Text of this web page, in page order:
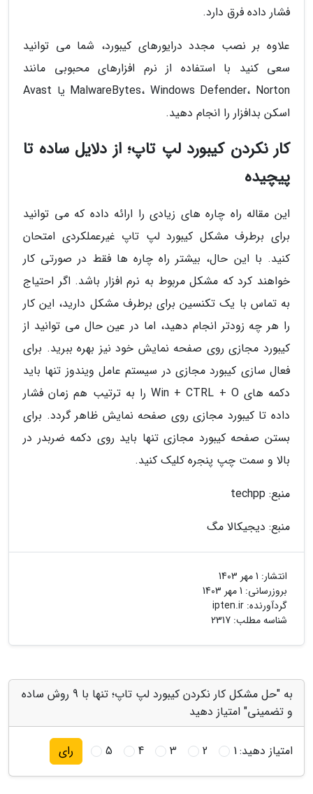
فشار داده فرق دارد.
علاوه بر نصب مجدد درایورهای کیبورد، شما می توانید
سعی کنید با استفاده از نرم افزارهای محبوبی مانند
MalwareBytes، Windows Defender، Norton یا Avast
اسکن بدافزار را انجام دهید.
کار نکردن کیبورد لپ تاپ؛ از دلایل ساده تا
پیچیده
این مقاله راه چاره های زیادی را ارائه داده که می توانید
برای برطرف مشکل کیبورد لپ تاپ غیرعملکردی امتحان
کنید. با این حال، بیشتر راه چاره ها فقط در صورتی کار
خواهند کرد که مشکل مربوط به نرم افزار باشد. اگر احتیاج
به تماس با یک تکنسین برای برطرف مشکل دارید، این کار
را هر چه زودتر انجام دهید، اما در عین حال می توانید از
کیبورد مجازی روی صفحه نمایش خود نیز بهره ببرید. برای
فعال سازی کیبورد مجازی در سیستم عامل ویندوز تنها باید
دکمه های Win + CTRL + O را به ترتیب هم زمان فشار
داده تا کیبورد مجازی روی صفحه نمایش ظاهر گردد. برای
بستن صفحه کیبورد مجازی تنها باید روی دکمه ضربدر در
بالا و سمت چپ پنجره کلیک کنید.
منبع: techpp
منبع: دیجیکالا مگ
انتشار: 1 مهر 1403
بروزرسانی: 1 مهر 1403
گردآورنده: ipten.ir
شناسه مطلب: 2317
به "حل مشکل کار نکردن کیبورد لپ تاپ؛ تنها با 9 روش ساده
و تضمینی" امتیاز دهید
امتیاز دهید:1
2
3
4
5 رای